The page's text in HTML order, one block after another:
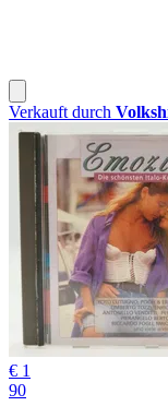
Verkauft durch
€ 1
90